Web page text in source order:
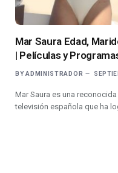
Mar Saura Edad,
| Películas y
BY ADMINISTRADOR
Mar Saura es una
televisión española que ha